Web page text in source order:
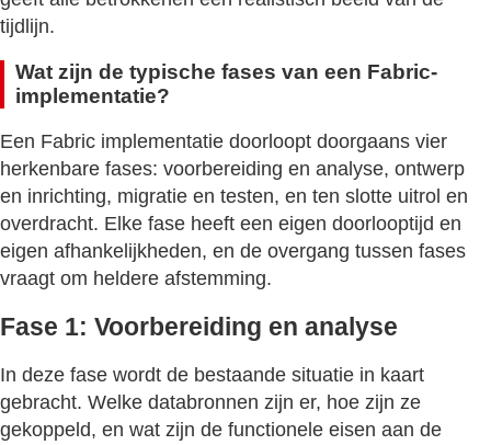
tijdlijn.
Wat zijn de typische fases van een Fabric-
implementatie?
Een Fabric implementatie doorloopt doorgaans vier
herkenbare fases: voorbereiding en analyse, ontwerp
en inrichting, migratie en testen, en ten slotte uitrol en
overdracht. Elke fase heeft een eigen doorlooptijd en
eigen afhankelijkheden, en de overgang tussen fases
vraagt om heldere afstemming.
Fase 1: Voorbereiding en analyse
In deze fase wordt de bestaande situatie in kaart
gebracht. Welke databronnen zijn er, hoe zijn ze
gekoppeld, en wat zijn de functionele eisen aan de